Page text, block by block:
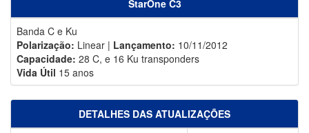
StarOne C3
Banda C e Ku
Polarização: Linear | Lançamento: 10/11/2012
Capacidade: 28 C, e 16 Ku transponders
Vida Útil 15 anos
DETALHES DAS ATUALIZAÇÕES